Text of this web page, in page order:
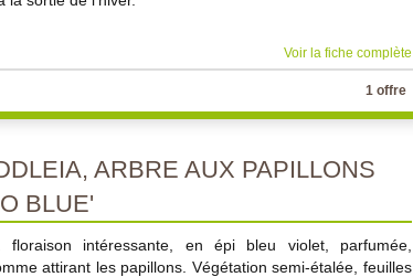
Voir la fiche complète
1 offre
ARBRE AUX PAPILLONS
BLUE'
floraison intéressante, en épi bleu violet, parfumée,
attirant les papillons. Végétation semi-étalée, feuilles